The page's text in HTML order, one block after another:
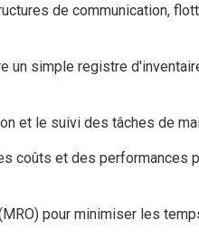
de communication,
un simple registre
et le suivi des tâches de
coûts et des performances
pour minimiser les